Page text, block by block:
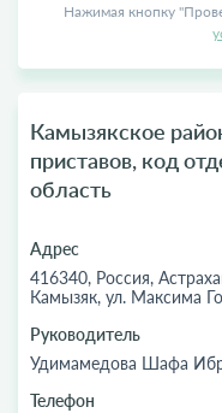
Нажимая кнопку
Камызякское
приставов, код
область
Адрес
416340, Россия,
Камызяк, ул. Максима
Руководитель
Удимамедова Шафа
Телефон